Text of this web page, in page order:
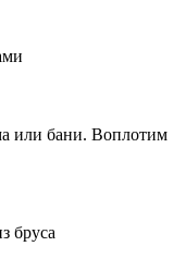
или бани. Воплотим
бруса